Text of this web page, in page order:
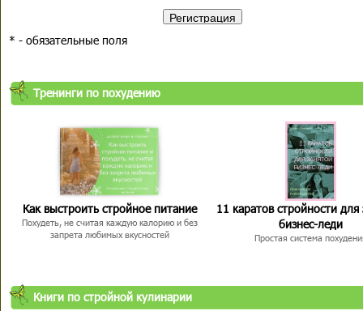
* - обязательные поля
Тренинги по похудению
Как выстроить стройное питание
Похудеть, не считая каждую калорию и без
запрета любимых вкусностей
11 каратов стройности для
бизнес-леди
Простая система
Книги по стройной кулинарии